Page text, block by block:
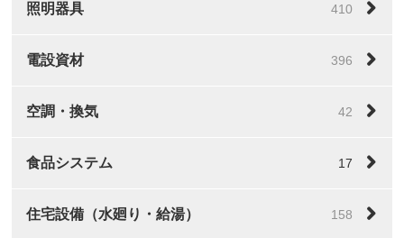
照明器具 410
電設資材 396
空調・換気 42
食品システム 17
住宅設備（水廻り・給湯） 158